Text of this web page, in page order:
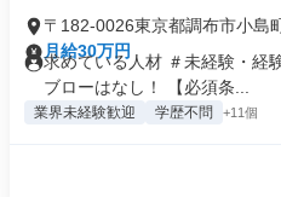
〒182-0026東京都調布市小島
月給30万円
求めている人材 ＃未経験・経
ブローはなし！ 【必須条...
業界未経験歓迎 学歴不問 +11個